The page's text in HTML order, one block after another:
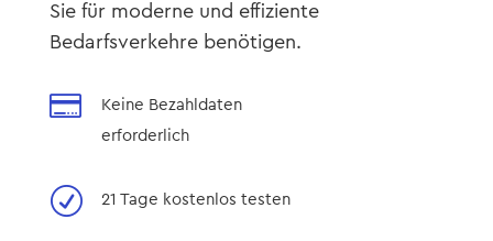
Sie für moderne und effiziente
Bedarfsverkehre benötigen.

Keine Bezahldaten
erforderlich
R 21 Tage kostenlos testen